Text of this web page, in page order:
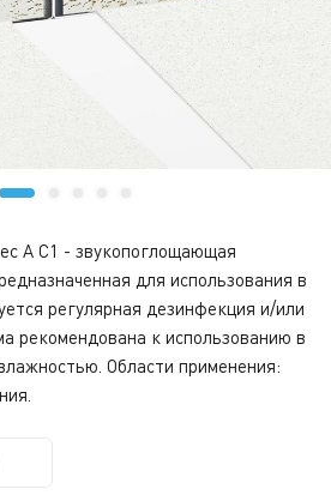
A C1 - звукопоглощающая
для использования в
регулярная дезинфекция и/или
рекомендована к использованию в
Области применения: